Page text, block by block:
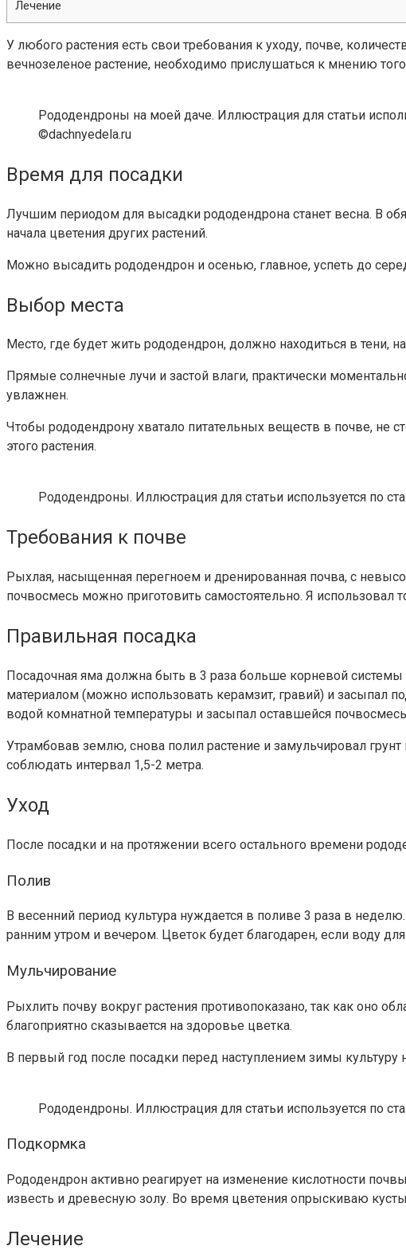
Лечение
У любого растения есть свои требования к уходу, почве,
вечнозеленое растение, необходимо прислушаться к мнению
Рододендроны на моей даче. Иллюстрация для статьи
©dachnyedela.ru
Время для посадки
Лучшим периодом для высадки рододендрона станет весна. В
начала цветения других растений.
Можно высадить рододендрон и осенью, главное, успеть до
Выбор места
Место, где будет жить рододендрон, должно находиться в тени,
Прямые солнечные лучи и застой влаги, практически
увлажнен.
Чтобы рододендрону хватало питательных веществ в почве, не
этого растения.
Рододендроны. Иллюстрация для статьи используется по
Требования к почве
Рыхлая, насыщенная перегноем и дренированная почва, с
почвосмесь можно приготовить самостоятельно. Я
Правильная посадка
Посадочная яма должна быть в 3 раза больше корневой
материалом (можно использовать керамзит, гравий) и засыпал
водой комнатной температуры и засыпал оставшейся
Утрамбовав землю, снова полил растение и замульчировал
соблюдать интервал 1,5-2 метра.
Уход
После посадки и на протяжении всего остального времени
Полив
В весенний период культура нуждается в поливе 3 раза в
ранним утром и вечером. Цветок будет благодарен, если воду
Мульчирование
Рыхлить почву вокруг растения противопоказано, так как оно
благоприятно сказывается на здоровье цветка.
В первый год после посадки перед наступлением зимы
Рододендроны. Иллюстрация для статьи используется по
Подкормка
Рододендрон активно реагирует на изменение кислотности
известь и древесную золу. Во время цветения опрыскиваю
Лечение